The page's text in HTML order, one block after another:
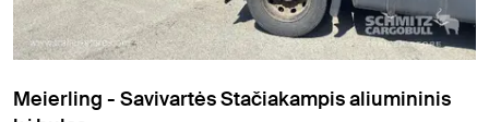
Meierling - Savivartės Stačiakampis aliumininis